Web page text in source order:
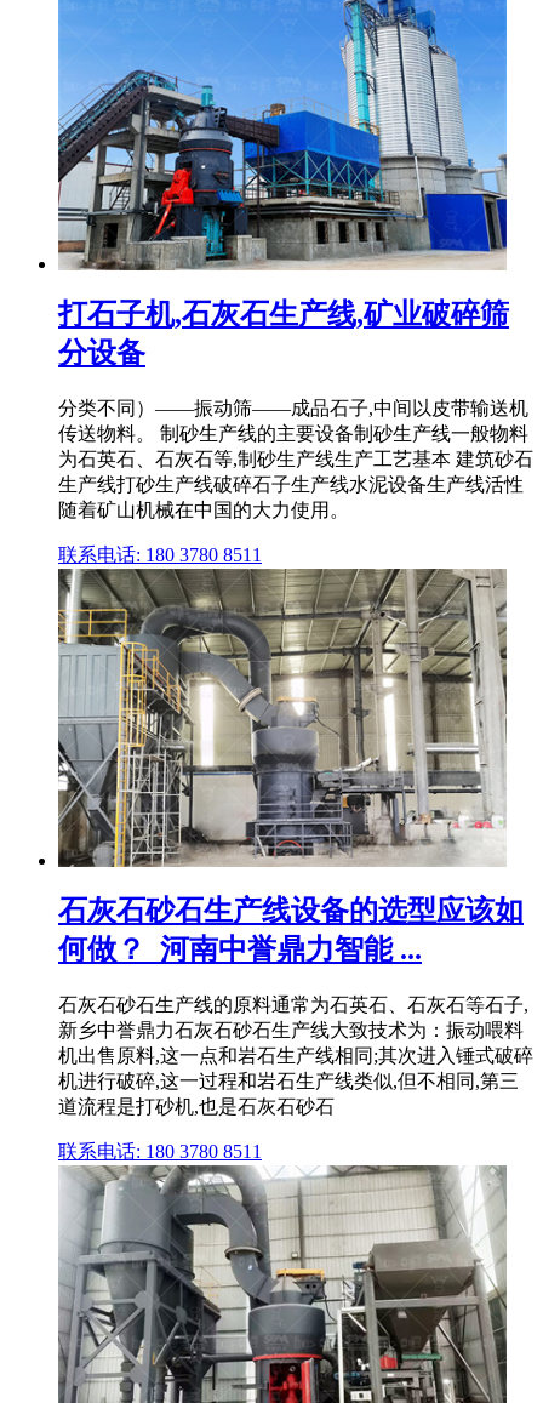
打石子机,石灰石生产线,矿业破碎筛
分设备
分类不同）――振动筛――成品石子,中间以皮带输送机
传送物料。 制砂生产线的主要设备制砂生产线一般物料
为石英石、石灰石等,制砂生产线生产工艺基本 建筑砂石
生产线打砂生产线破碎石子生产线水泥设备生产线活性
随着矿山机械在中国的大力使用。
联系电话: 180 3780 8511
石灰石砂石生产线设备的选型应该如
何做？_河南中誉鼎力智能 ...
石灰石砂石生产线的原料通常为石英石、石灰石等石子,
新乡中誉鼎力石灰石砂石生产线大致技术为：振动喂料
机出售原料,这一点和岩石生产线相同;其次进入锤式破碎
机进行破碎,这一过程和岩石生产线类似,但不相同,第三
道流程是打砂机,也是石灰石砂石
联系电话: 180 3780 8511